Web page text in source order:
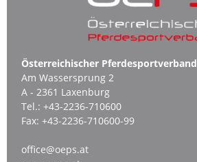
Österreichischer Pferdesportverband
Am Wassersprung 2
A - 2361 Laxenburg
Tel.: +43-2236-710600
Fax: +43-2236-710600-99
office@oeps.at